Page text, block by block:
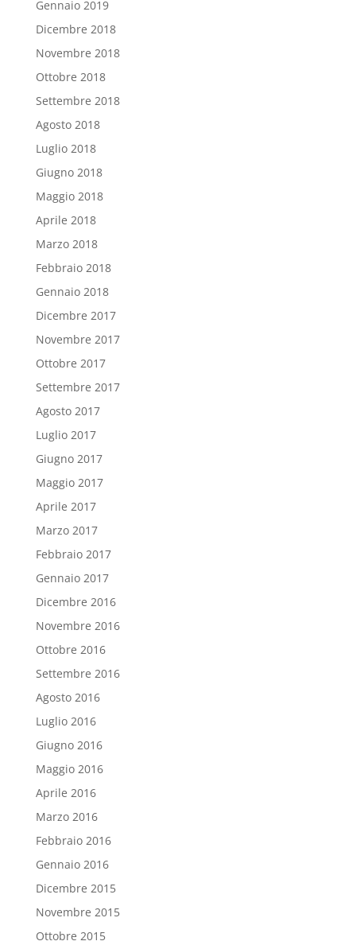
Gennaio 2019
Dicembre 2018
Novembre 2018
Ottobre 2018
Settembre 2018
Agosto 2018
Luglio 2018
Giugno 2018
Maggio 2018
Aprile 2018
Marzo 2018
Febbraio 2018
Gennaio 2018
Dicembre 2017
Novembre 2017
Ottobre 2017
Settembre 2017
Agosto 2017
Luglio 2017
Giugno 2017
Maggio 2017
Aprile 2017
Marzo 2017
Febbraio 2017
Gennaio 2017
Dicembre 2016
Novembre 2016
Ottobre 2016
Settembre 2016
Agosto 2016
Luglio 2016
Giugno 2016
Maggio 2016
Aprile 2016
Marzo 2016
Febbraio 2016
Gennaio 2016
Dicembre 2015
Novembre 2015
Ottobre 2015